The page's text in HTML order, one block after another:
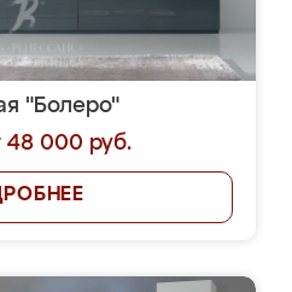
"Болеро"
48 000 руб.